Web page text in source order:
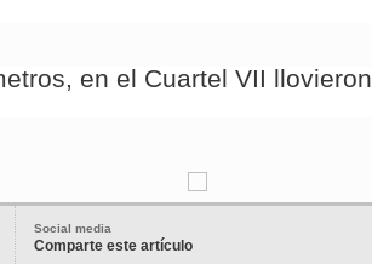
en el Cuartel VII llovieron
Social media
Comparte este artículo